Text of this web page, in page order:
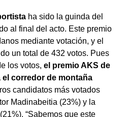
ha sido la guinda del
al final del acto. Este premio
mediante votación, y el
un total de 432 votos. Pues
los votos, el premio AKS de
corredor de montaña
candidatos más votados
Madinabeitia (23%) y la
“Sabemos que este